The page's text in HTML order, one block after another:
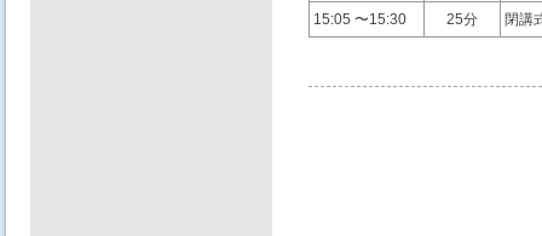
15:05 〜15:30 25分 閉講